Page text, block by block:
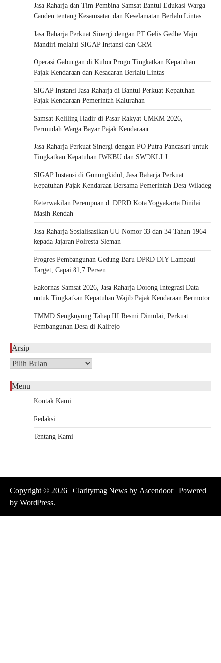
Jasa Raharja dan Tim Pembina Samsat Bantul Edukasi Warga
Canden tentang Kesamsatan dan Keselamatan Berlalu Lintas
Jasa Raharja Perkuat Sinergi dengan PT Gelis Gedhe Maju
Mandiri melalui SIGAP Instansi dan CRM
Operasi Gabungan di Kulon Progo Tingkatkan Kepatuhan
Pajak Kendaraan dan Kesadaran Berlalu Lintas
SIGAP Instansi Jasa Raharja di Bantul Perkuat Kepatuhan
Pajak Kendaraan Pemerintah Kalurahan
Samsat Keliling Hadir di Pasar Rakyat UMKM 2026,
Permudah Warga Bayar Pajak Kendaraan
Jasa Raharja Perkuat Sinergi dengan PO Putra Pancasari untuk
Tingkatkan Kepatuhan IWKBU dan SWDKLLJ
SIGAP Instansi di Gunungkidul, Jasa Raharja Perkuat
Kepatuhan Pajak Kendaraan Bersama Pemerintah Desa Wiladeg
Keterwakilan Perempuan di DPRD Kota Yogyakarta Dinilai
Masih Rendah
Jasa Raharja Sosialisasikan UU Nomor 33 dan 34 Tahun 1964
kepada Jajaran Polresta Sleman
Progres Pembangunan Gedung Baru DPRD DIY Lampaui
Target, Capai 81,7 Persen
Rakornas Samsat 2026, Jasa Raharja Dorong Integrasi Data
untuk Tingkatkan Kepatuhan Wajib Pajak Kendaraan Bermotor
TMMD Sengkuyung Tahap III Resmi Dimulai, Perkuat
Pembangunan Desa di Kalirejo
Arsip
Arsip
Menu
Kontak Kami
Redaksi
Tentang Kami
Copyright © 2026 | Claritymag News by Ascendoor| Powered
by WordPress.